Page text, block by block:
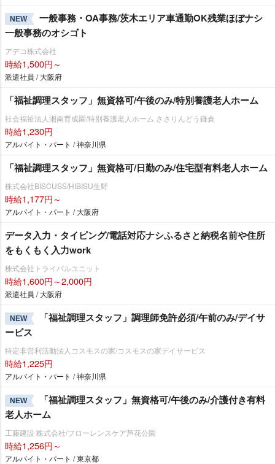
NEW
一般事務・OA事務/茨木エリア車通勤OK残業ほぼナシ
一般事務のオシゴト
アデコ株式会社
時給1,500円～
派遣社員 / 大阪府
「福祉調理スタッフ」無資格可/午後のみ/特別養護老人ホーム
社会福祉法人湘南育成園/特別養護老人ホーム ささりんどう鎌倉
時給1,230円
アルバイト・パート / 神奈川県
「福祉調理スタッフ」無資格可/日勤のみ/住宅型有料老人ホーム
株式会社BISCUSS/HIBISU生野
時給1,177円～
アルバイト・パート / 大阪府
データ入力・タイピング/電話対応ナシふるさと納税名前や住所
をもくもく入力work
株式会社トライバルユニット
時給1,600円～2,000円
派遣社員 / 大阪府
NEW
「福祉調理スタッフ」調理師免許必須/午前のみ/デイサ
ービス
特定非営利活動法人コスモスの家/コスモスの家デイサービス
時給1,225円
アルバイト・パート / 神奈川県
NEW
「福祉調理スタッフ」無資格可/午後のみ/介護付き有料
老人ホーム
工藤建設 株式会社/フローレンスケア芦花公園
時給1,256円～
アルバイト・パート / 東京都